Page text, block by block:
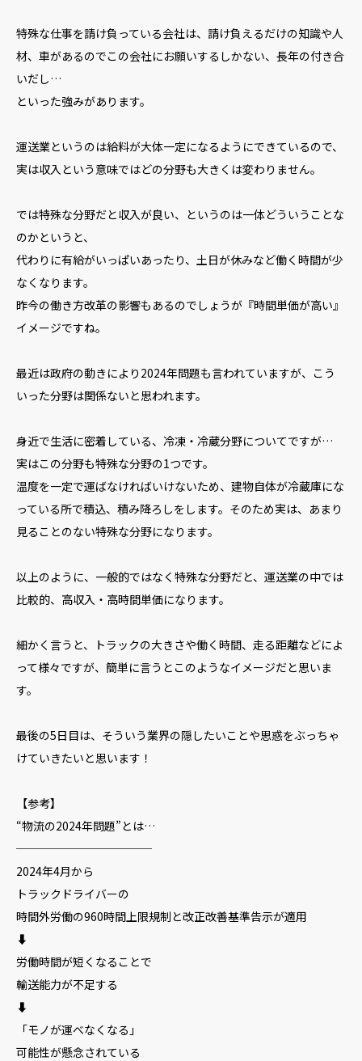
特殊な仕事を請け負っている会社は、請け負えるだけの知識や人
材、車があるのでこの会社にお願いするしかない、長年の付き合
いだし…
といった強みがあります。
運送業というのは給料が大体一定になるようにできているので、
実は収入という意味ではどの分野も大きくは変わりません。
では特殊な分野だと収入が良い、というのは一体どういうことな
のかというと、
代わりに有給がいっぱいあったり、土日が休みなど働く時間が少
なくなります。
昨今の働き方改革の影響もあるのでしょうが『時間単価が高い』
イメージですね。
最近は政府の動きにより2024年問題も言われていますが、こう
いった分野は関係ないと思われます。
身近で生活に密着している、冷凍・冷蔵分野についてですが…
実はこの分野も特殊な分野の1つです。
温度を一定で運ばなければいけないため、建物自体が冷蔵庫にな
っている所で積込、積み降ろしをします。そのため実は、あまり
見ることのない特殊な分野になります。
以上のように、一般的ではなく特殊な分野だと、運送業の中では
比較的、高収入・高時間単価になります。
細かく言うと、トラックの大きさや働く時間、走る距離などによ
って様々ですが、簡単に言うとこのようなイメージだと思いま
す。
最後の5日目は、そういう業界の隠したいことや思惑をぶっちゃ
けていきたいと思います！
【参考】
“物流の2024年問題”とは…
────────────
2024年4月から
トラックドライバーの
時間外労働の960時間上限規制と改正改善基準告示が適用
⬇️
労働時間が短くなることで
輸送能力が不足する
⬇️
「モノが運べなくなる」
可能性が懸念されている